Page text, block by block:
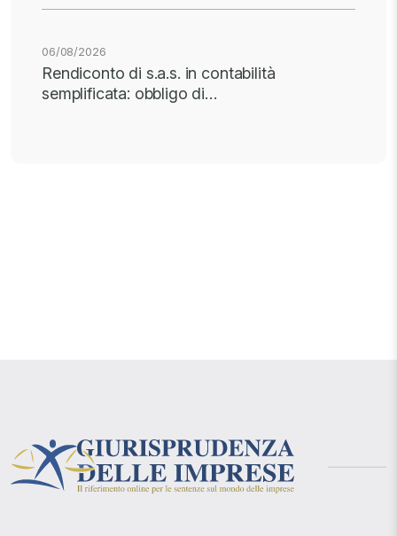
06/08/2026
Rendiconto di s.a.s. in contabilità
semplificata: obbligo di…